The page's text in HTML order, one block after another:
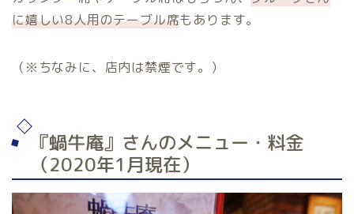
に嬉しい8人用のテーブル席もあります。
（※ちなみに、店内は禁煙です。）
『蝸牛庵』さんのメニュー・料金
（2020年1月現在）